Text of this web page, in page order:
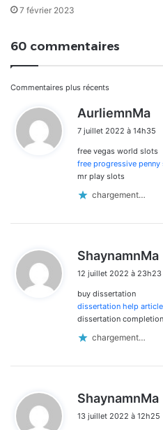
7 février 2023
60 commentaires
Navigation
dans
les
commentaires
Commentaires plus récents
AurliemnMa
t
:
7 juillet 2022 à 14h35
free vegas world slots
free progressive
mr play slots
chargement…
ShaynamnMa
t
:
12 juillet 2022 à 23h23
buy dissertation
dissertation help
dissertation
chargement…
ShaynamnMa
t
13 juillet 2022 à 12h25